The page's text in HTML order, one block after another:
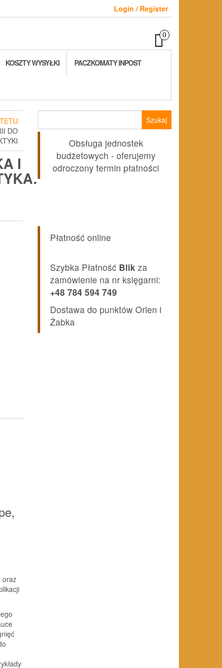
Login / Register
0
KOSZTY WYSYŁKI PACZKOMATY INPOST
DO
I
oraz
Obsługa jednostek
budżetowych - oferujemy
odroczony termin płatności
Płatność online
Szybka Płatność Blik za
zamówienie na nr księgarni:
+48 784 594 749
Dostawa do punktów Orlen i
Żabka